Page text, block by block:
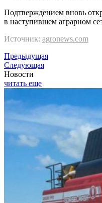
Подтверждением вновь
в наступившем аграрном
Источник: agronews.com
Предыдущая
Следующая
Новости
читать еще